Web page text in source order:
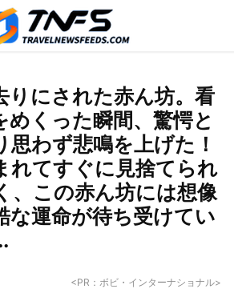
TIPS AND TRICKS
りにされた赤ん坊。看
めくった瞬間、驚愕と
思わず悲鳴を上げた！
れてすぐに見捨てられ
、この赤ん坊には想像
な運命が待ち受けてい
<PR：ボビ・インターナショナル>